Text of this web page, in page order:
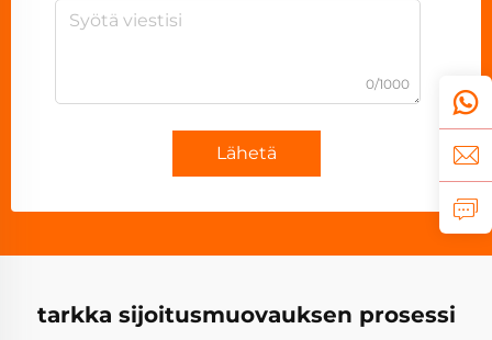
0/1000
Lähetä
tarkka sijoitusmuovauksen prosessi